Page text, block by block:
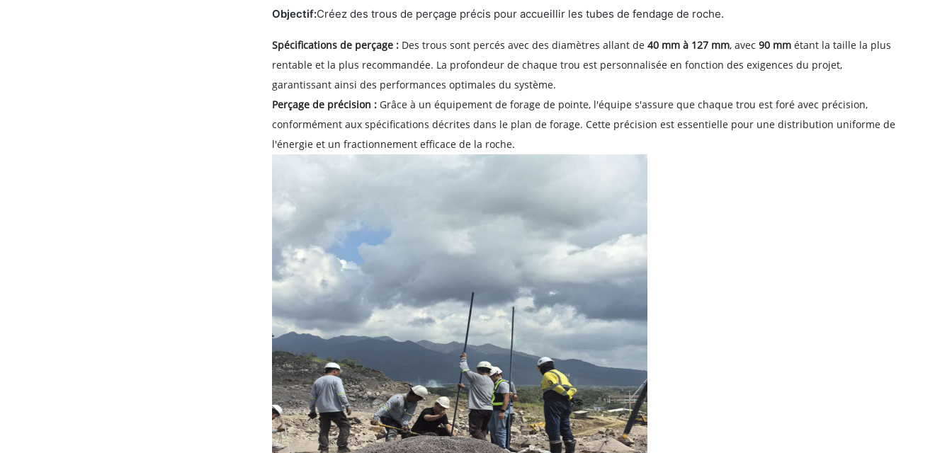
Objectif:Créez des trous de perçage précis pour accueillir les tubes de fendage de roche.
Spécifications de perçage : Des trous sont percés avec des diamètres allant de 40 mm à 127 mm, avec 90 mm étant la taille la plus
rentable et la plus recommandée. La profondeur de chaque trou est personnalisée en fonction des exigences du projet,
garantissant ainsi des performances optimales du système.
Perçage de précision : Grâce à un équipement de forage de pointe, l'équipe s'assure que chaque trou est foré avec précision,
conformément aux spécifications décrites dans le plan de forage. Cette précision est essentielle pour une distribution uniforme de
l'énergie et un fractionnement efficace de la roche.